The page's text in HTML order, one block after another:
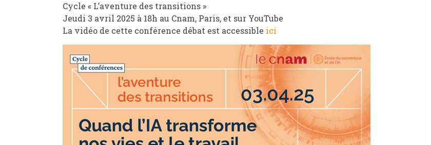
Cycle « L’aventure des transitions »
Jeudi 3 avril 2025 à 18h au Cnam, Paris, et sur YouTube
La vidéo de cette conférence débat est accessible ici